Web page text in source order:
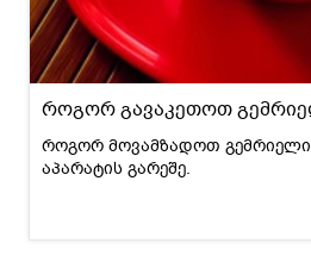
როგორ გავაკეთოთ
როგორ მოვამზადოთ გემრიელი
აპარატის გარეშე.